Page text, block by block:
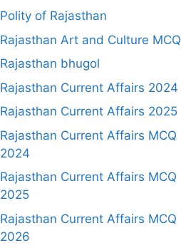
Polity of Rajasthan
Rajasthan Art and Culture MCQ
Rajasthan bhugol
Rajasthan Current Affairs 2024
Rajasthan Current Affairs 2025
Rajasthan Current Affairs MCQ
2024
Rajasthan Current Affairs MCQ
2025
Rajasthan Current Affairs MCQ
2026